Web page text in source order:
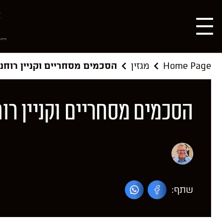
Home Page מגזין הסכמים מסחריים וקניין
הסכמים מסחריים וקניין
שתף: